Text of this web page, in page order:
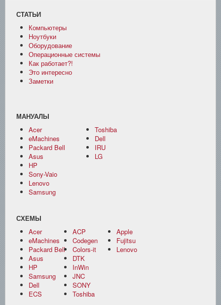
СТАТЬИ
Компьютеры
Ноутбуки
Оборудование
Операционные системы
Как работает?!
Это интересно
Заметки
МАНУАЛЫ
Acer
eMachines
Packard Bell
Asus
HP
Sony-Vaio
Lenovo
Samsung
Toshiba
Dell
IRU
LG
СХЕМЫ
Acer
eMachines
Packard Bell
Asus
HP
Samsung
Dell
ECS
ACP
Codegen
Colors-it
DTK
InWin
JNC
SONY
Toshiba
Apple
Fujitsu
Lenovo